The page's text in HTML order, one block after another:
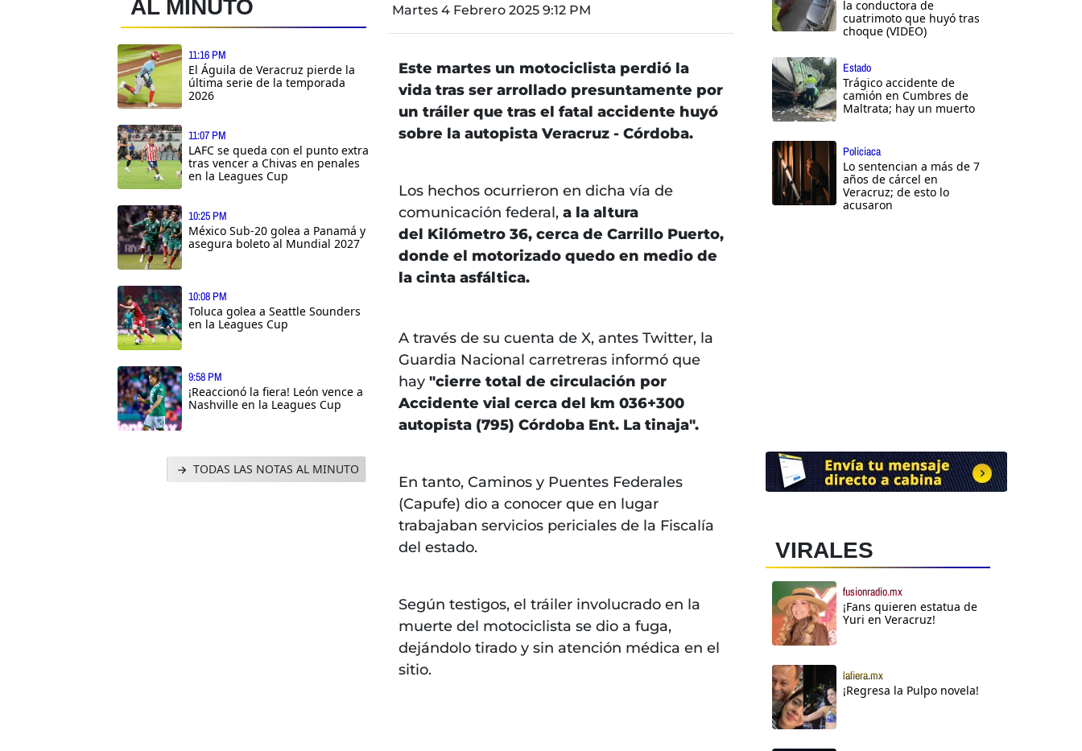
AL MINUTO
11:16 PM
El Águila de Veracruz pierde la
última serie de la temporada
2026
11:07 PM
LAFC se queda con el punto extra
tras vencer a Chivas en penales
en la Leagues Cup
10:25 PM
México Sub-20 golea a Panamá y
asegura boleto al Mundial 2027
10:08 PM
Toluca golea a Seattle Sounders
en la Leagues Cup
9:58 PM
¡Reaccionó la fiera! León vence a
Nashville en la Leagues Cup
TODAS LAS NOTAS AL MINUTO
Martes 4 Febrero 2025 9:12 PM
Este martes un motociclista perdió la
vida tras ser arrollado presuntamente por
un tráiler que tras el fatal accidente huyó
sobre la autopista Veracruz - Córdoba.
Los hechos ocurrieron en dicha vía de
comunicación federal,a la altura
del Kilómetro 36, cerca de Carrillo Puerto,
donde el motorizado quedo en medio de
la cinta asfáltica.
A través de su cuenta de X, antes Twitter, la
Guardia Nacional carretreras informó que
hay"cierre total de circulación por
Accidente vial cerca del km 036+300
autopista (795) Córdoba Ent. La tinaja".
En tanto, Caminos y Puentes Federales
(Capufe) dio a conocer que en lugar
trabajaban servicios periciales de la Fiscalía
del estado.
Según testigos, el tráiler involucrado en la
muerte del motociclista se dio a fuga,
dejándolo tirado y sin atención médica en el
sitio.
la conductora de
cuatrimoto que huyó tras
choque (VIDEO)
Estado
Trágico accidente de
camión en Cumbres de
Maltrata; hay un muerto
Policiaca
Lo sentencian a más de 7
años de cárcel en
Veracruz; de esto lo
acusaron
VIRALES
fusionradio.mx
¡Fans quieren estatua de
Yuri en Veracruz!
lafiera.mx
¡Regresa la Pulpo novela!